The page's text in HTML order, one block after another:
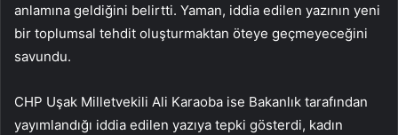
anlamına geldiğini belirtti. Yaman, iddia edilen yazının yeni
bir toplumsal tehdit oluşturmaktan öteye geçmeyeceğini
savundu.
CHP Uşak Milletvekili Ali Karaoba ise Bakanlık tarafından
yayımlandığı iddia edilen yazıya tepki gösterdi, kadın